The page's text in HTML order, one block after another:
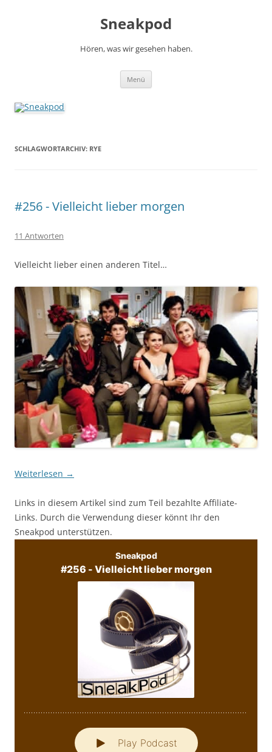
Sneakpod
Hören, was wir gesehen haben.
Menü
SCHLAGWORTARCHIV: RYE
#256 - Vielleicht lieber morgen
11 Antworten
Vielleicht lieber einen anderen Titel…
Weiterlesen →
Links in diesem Artikel sind zum Teil bezahlte Affiliate-
Links. Durch die Verwendung dieser könnt Ihr den
Sneakpod unterstützen.